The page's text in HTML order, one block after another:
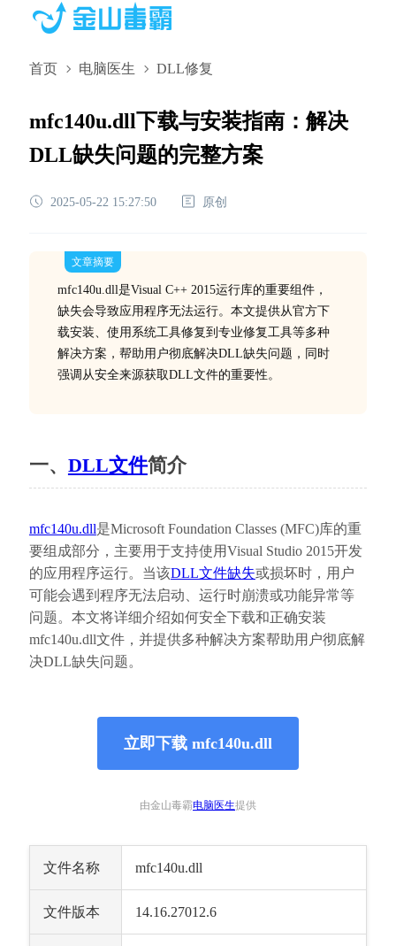
首页 电脑医生 DLL修复
mfc140u.dll下载与安装指南：解决
DLL缺失问题的完整方案
2025-05-22 15:27:50 原创
文章摘要
mfc140u.dll是Visual C++ 2015运行库的重要组件，
缺失会导致应用程序无法运行。本文提供从官方下
载安装、使用系统工具修复到专业修复工具等多种
解决方案，帮助用户彻底解决DLL缺失问题，同时
强调从安全来源获取DLL文件的重要性。
一、 DLL文件简介
mfc140u.dll是Microsoft Foundation Classes (MFC)库的重
要组成部分，主要用于支持使用Visual Studio 2015开发
的应用程序运行。当该DLL文件缺失或损坏时，用户
可能会遇到程序无法启动、运行时崩溃或功能异常等
问题。本文将详细介绍如何安全下载和正确安装
mfc140u.dll文件，并提供多种解决方案帮助用户彻底解
决DLL缺失问题。
立即下载 mfc140u.dll
由金山毒霸电脑医生提供
文件名称 mfc140u.dll
文件版本 14.16.27012.6